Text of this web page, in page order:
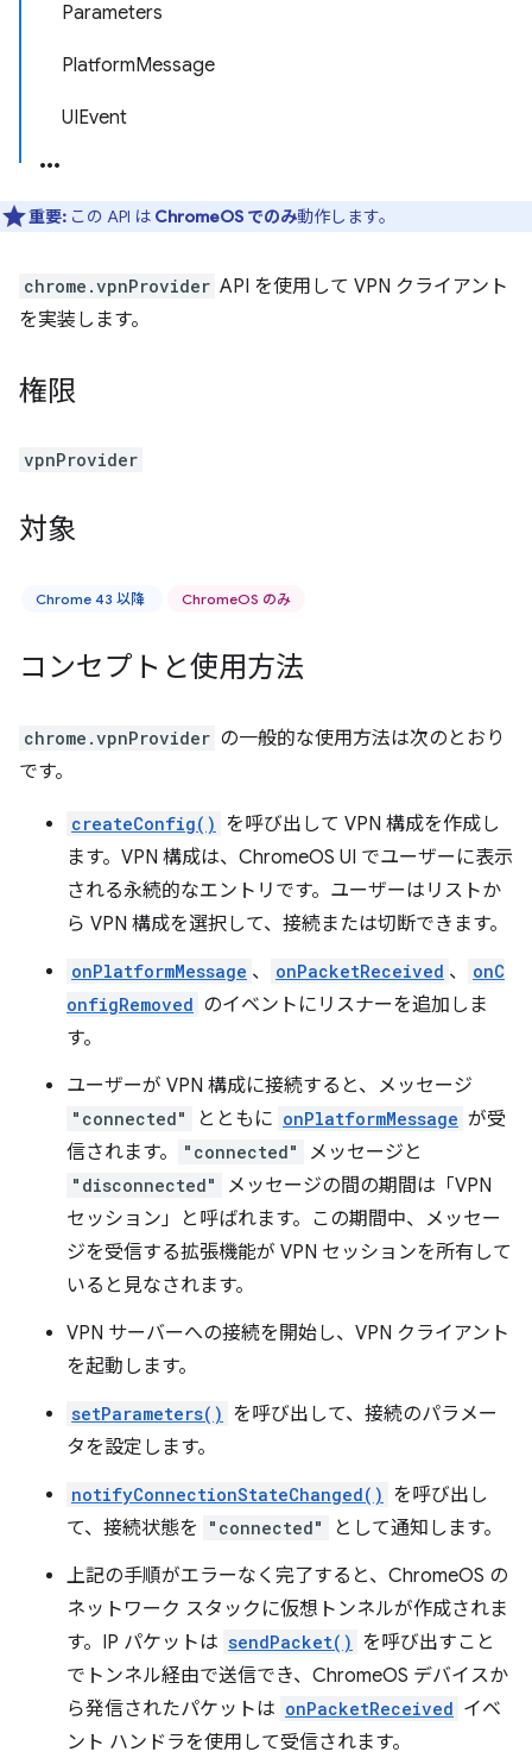
Parameters
PlatformMessage
UIEvent
重要: この API は ChromeOS でのみ動作します。
chrome.vpnProvider API を使用して VPN クライアント
を実装します。
権限
vpnProvider
対象
Chrome 43 以降 ChromeOS のみ
コンセプトと使用方法
chrome.vpnProvider の一般的な使用方法は次のとおり
です。
createConfig() を呼び出して VPN 構成を作成し
ます。VPN 構成は、ChromeOS UI でユーザーに表示
される永続的なエントリです。ユーザーはリストか
ら VPN 構成を選択して、接続または切断できます。
onPlatformMessage 、 onPacketReceived 、
onC
onfigRemoved のイベントにリスナーを追加しま
す。
ユーザーが VPN 構成に接続すると、メッセージ
"connected" とともに onPlatformMessage が受
信されます。
"connected" メッセージと
"disconnected"
メッセージの間の期間は「VPN
セッション」と呼ばれます。この期間中、メッセー
ジを受信する拡張機能が VPN セッションを所有して
いると見なされます。
VPN サーバーへの接続を開始し、VPN クライアント
を起動します。
setParameters() を呼び出して、接続のパラメー
タを設定します。
notifyConnectionStateChanged() を呼び出し
て、接続状態を
"connected"
として通知します。
上記の手順がエラーなく完了すると、ChromeOS の
ネットワーク スタックに仮想トンネルが作成されま
す。IP パケットは sendPacket() を呼び出すこと
でトンネル経由で送信でき、ChromeOS デバイスか
ら発信されたパケットは onPacketReceived イベ
ント ハンドラを使用して受信されます。